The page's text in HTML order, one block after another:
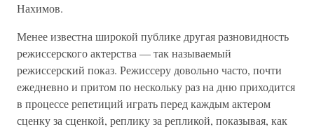
Нахимов.
Менее известна широкой публике другая разновидность
режиссерского актерства — так называемый
режиссерский показ. Режиссеру довольно часто, почти
ежедневно и притом по нескольку раз на дню приходится
в процессе репетиций играть перед каждым актером
сценку за сценкой, реплику за репликой, показывая, как